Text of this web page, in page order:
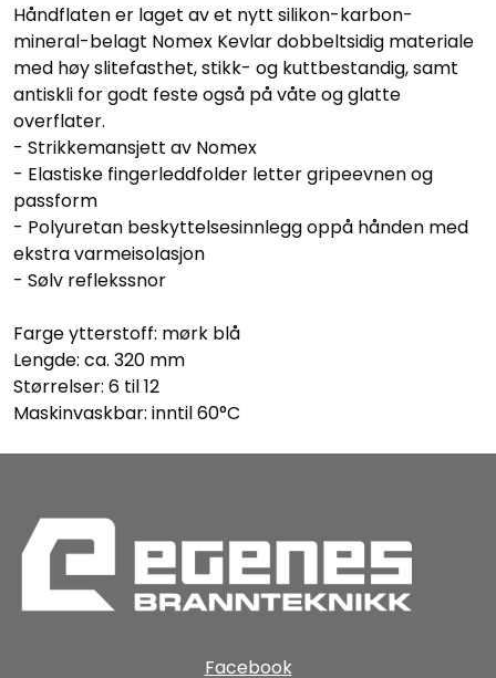
Håndflaten er laget av et nytt silikon-karbon-
mineral-belagt Nomex Kevlar dobbeltsidig materiale
med høy slitefasthet, stikk- og kuttbestandig, samt
antiskli for godt feste også på våte og glatte
overflater.
- Strikkemansjett av Nomex
- Elastiske fingerleddfolder letter gripeevnen og
passform
- Polyuretan beskyttelsesinnlegg oppå hånden med
ekstra varmeisolasjon
- Sølv reflekssnor
Farge ytterstoff: mørk blå
Lengde: ca. 320 mm
Størrelser: 6 til 12
Maskinvaskbar: inntil 60°C
Facebook